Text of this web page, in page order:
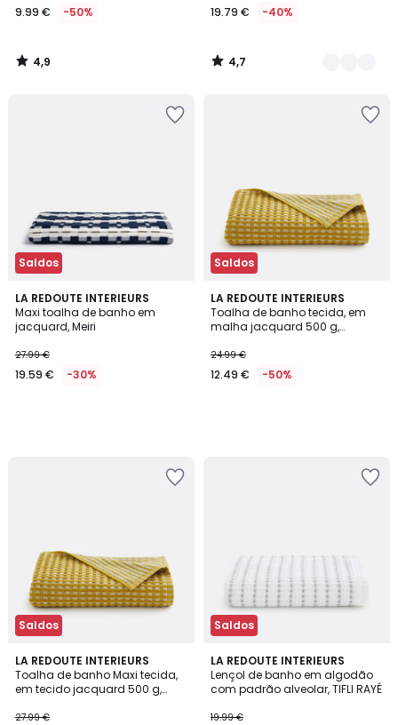
9.99 € -50%
4,9
/
19.79 € -40%
4,7
/
Saldos
LA REDOUTE INTERIEURS
Maxi toalha de banho em
jacquard, Meiri
27.99 €
19.59 € -30%
Saldos
LA REDOUTE INTERIEURS
Toalha de banho tecida, em
malha jacquard 500 g,
24.99 €
12.49 € -50%
Saldos
LA REDOUTE INTERIEURS
Toalha de banho Maxi tecida,
em tecido jacquard 500 g,
27.99 €
Saldos
LA REDOUTE INTERIEURS
Lençol de banho em algodão
com padrão alveolar, TIFLI RAYÉ
19.99 €
5
/
5